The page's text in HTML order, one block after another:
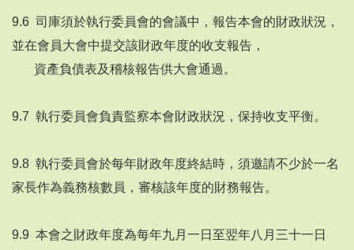
9.6 司庫須於執行委員會的會議中，報告本會的財政狀況，
並在會員大會中提交該財政年度的收支報告，
資產負債表及稽核報告供大會通過。
9.7 執行委員會負責監察本會財政狀況，保持收支平衡。
9.8 執行委員會於每年財政年度終結時，須邀請不少於一名
家長作為義務核數員，審核該年度的財務報告。
9.9 本會之財政年度為每年九月一日至翌年八月三十一日